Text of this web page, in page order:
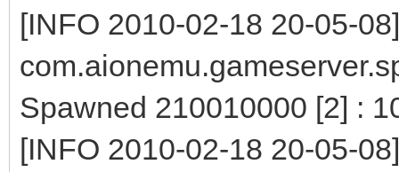
[INFO 2010-02-18 20-05-08]
Spawned 210010000 [2] :
[INFO 2010-02-18 20-05-08]